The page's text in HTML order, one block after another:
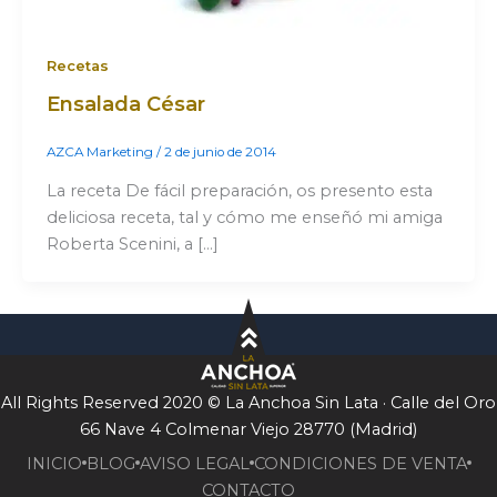
Recetas
Ensalada César
AZCA Marketing / 2 de junio de 2014
La receta De fácil preparación, os presento esta
deliciosa receta, tal y cómo me enseñó mi amiga
Roberta Scenini, a […]
All Rights Reserved 2020 © La Anchoa Sin Lata · Calle del Oro
66 Nave 4 Colmenar Viejo 28770 (Madrid)
INICIO BLOG AVISO LEGAL CONDICIONES DE VENTA
CONTACTO